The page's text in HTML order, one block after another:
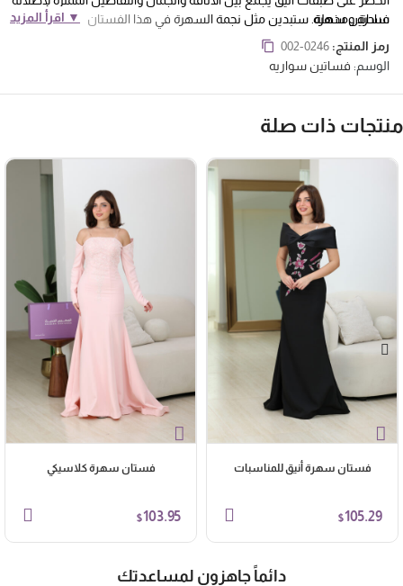
ساحرة ومذهلة. ستبدين مثل نجمة السهرة في هذا الفستان الرائع !يتميز
الفستان بأكمام منديل، وهي تفاصيل تعطي للفستان لمسة فريدة وأنيقة.
يتميز الفستان بتصميم الصدر الانيقة تفاصيل تبرز جمال وأنوثة منطقة الصدر
تصميم يعزز التحديد الجميل للخصر ويعطي للفستان مظهرًا أنيقًا ومتناغمًا.
يساهم هذا التصميم في إبراز القوام
فساتين سهرة
▼ اقرأ المزيد
رمز المنتج:002-0246
الوسم:فساتين سواريه
ذات صلة
فستان سهرة أنيق للمناسبات
$105.29
فستان سهرة كلاسيكي
$103.95
دائماً جاهزون لمساعدتك